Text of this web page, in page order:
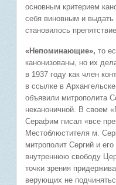
основным критерием
себя виновным и
становилось
«Непоминающие», то
канонизованы, но их
в 1937 году как член
в ссылке в
объявили митрополита
неканоничной. В своем
Серафим писал «все
Местоблюстителя м.
митрополит Сергий и
внутреннюю свободу
точки зрения
верующих не